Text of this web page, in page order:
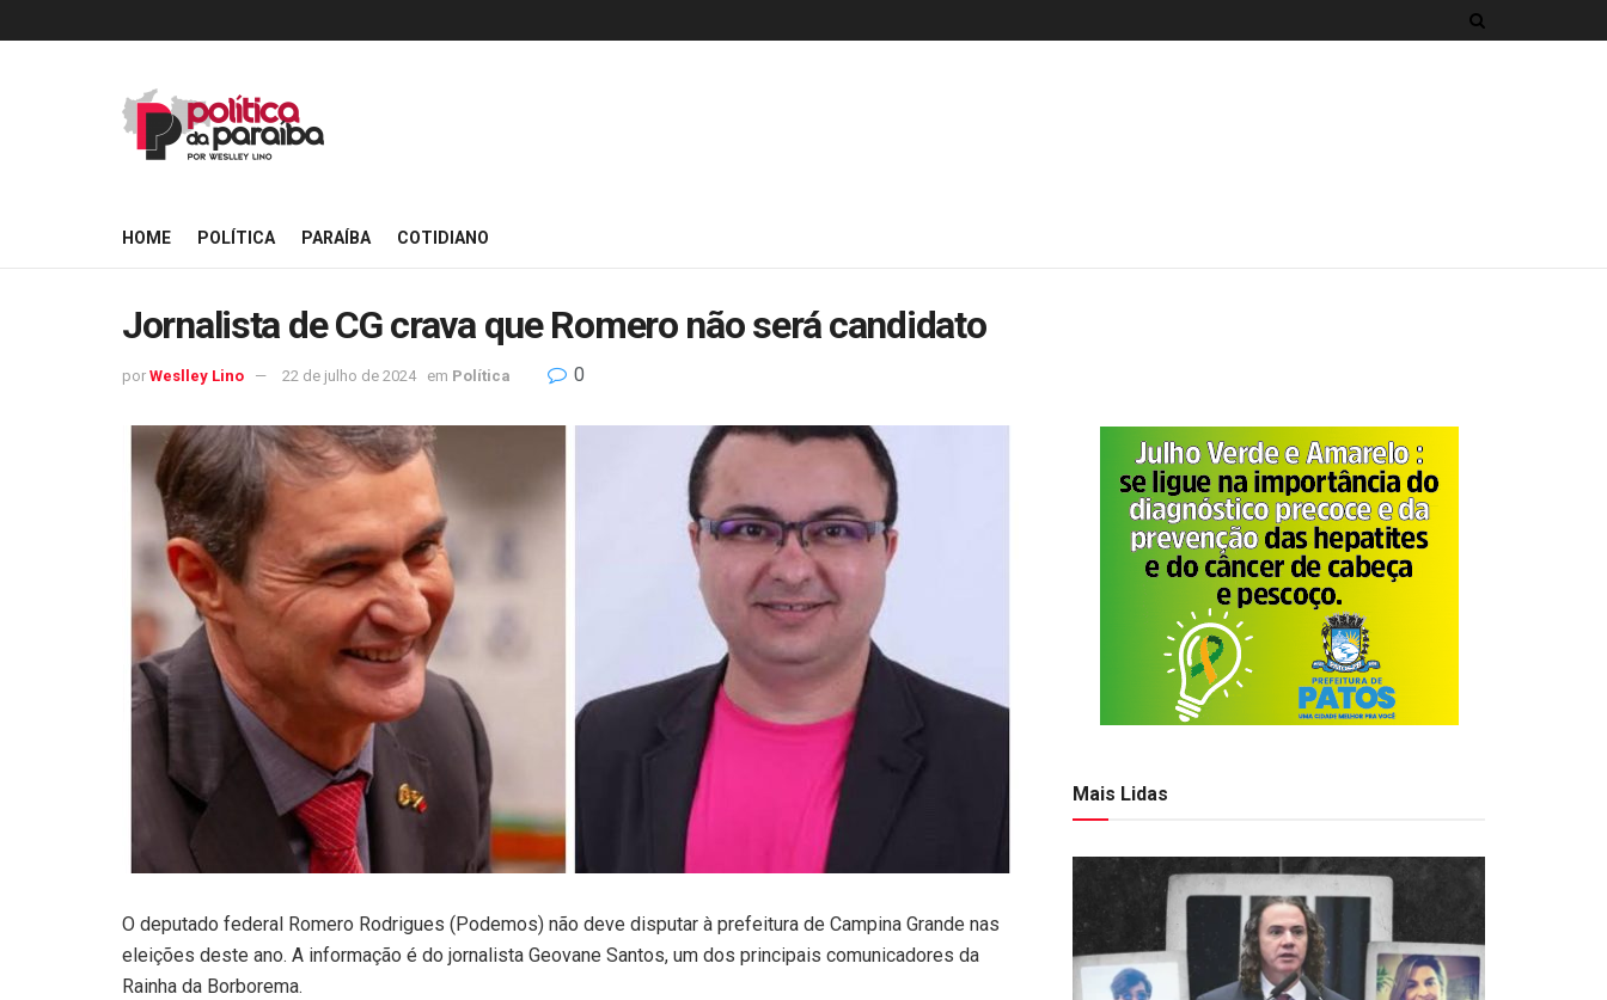
HOME POLÍTICA PARAÍBA COTIDIANO
Jornalista de CG crava que Romero não será candidato
por Weslley Lino 22 de julho de 2024 em Política 0
O deputado federal Romero Rodrigues (Podemos) não deve disputar à prefeitura de Campina Grande nas
eleições deste ano. A informação é do jornalista Geovane Santos, um dos principais comunicadores da
Rainha da Borborema.
Mais Lidas